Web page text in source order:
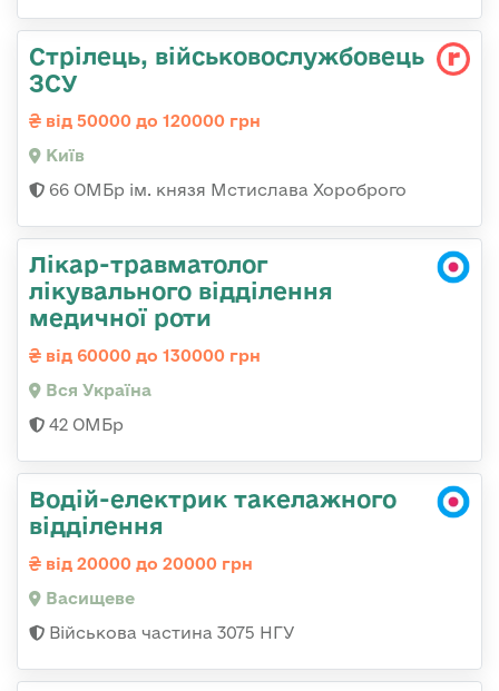
Стрілець, військовослужбовець
ЗСУ
від 50000 до 120000 грн
Київ
66 ОМБр ім. князя Мстислава Хороброго
Лікар-травматолог
лікувального відділення
медичної роти
від 60000 до 130000 грн
Вся Україна
42 ОМБр
Водій-електрик такелажного
відділення
від 20000 до 20000 грн
Васищеве
Військова частина 3075 НГУ